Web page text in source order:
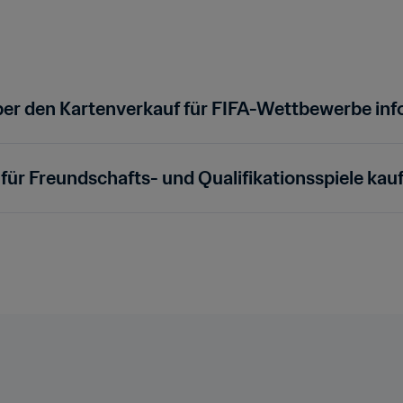
den Kartenverkauf für FIFA-Wettbewerbe
Freundschafts- und Qualifikationsspiele